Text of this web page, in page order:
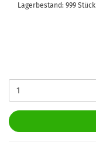
Lagerbestand: 999 Stück